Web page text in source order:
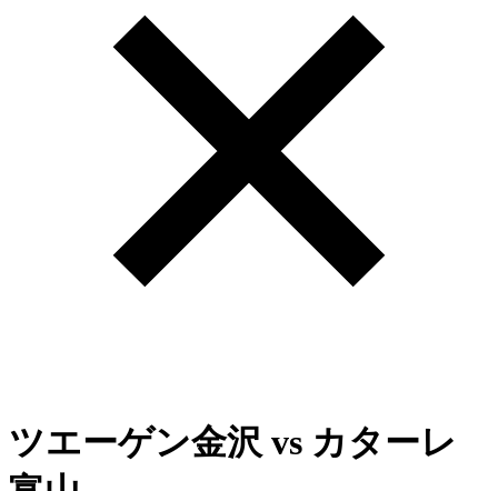
ツエーゲン金沢 vs カターレ